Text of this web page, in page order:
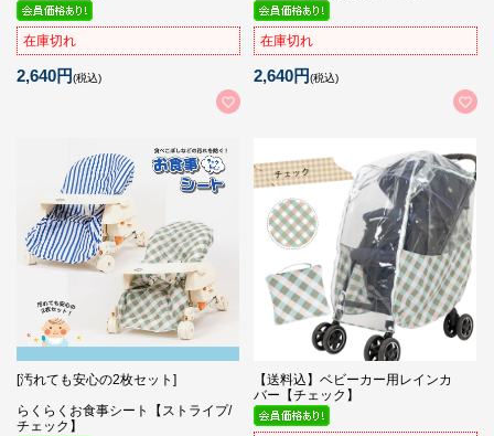
在庫切れ
2,640円(税込)
在庫切れ
2,640円(税込)
[汚れても安心の2枚セット]
らくらくお食事シート【ストライプ/
チェック】
【送料込】ベビーカー用レインカ
バー【チェック】